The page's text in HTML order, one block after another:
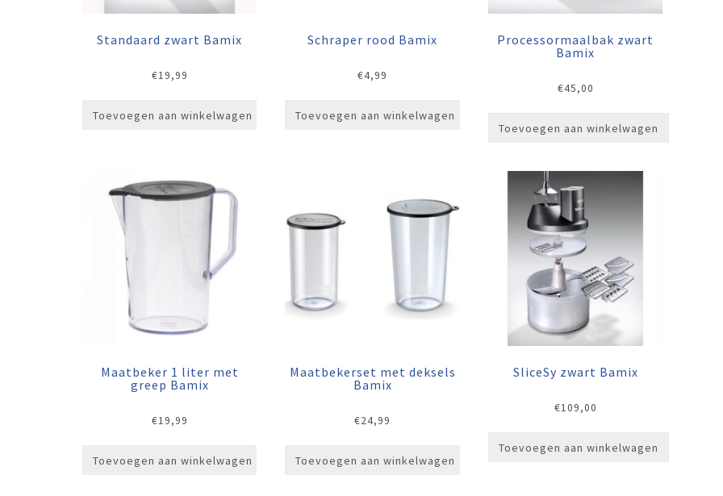
Standaard zwart Bamix
€19,99
Toevoegen aan winkelwagen
Schraper rood Bamix
€4,99
Toevoegen aan winkelwagen
Processormaalbak zwart
Bamix
€45,00
Toevoegen aan winkelwagen
Maatbeker 1 liter met
greep Bamix
€19,99
Toevoegen aan winkelwagen
Maatbekerset met deksels
Bamix
€24,99
Toevoegen aan winkelwagen
SliceSy zwart Bamix
€109,00
Toevoegen aan winkelwagen